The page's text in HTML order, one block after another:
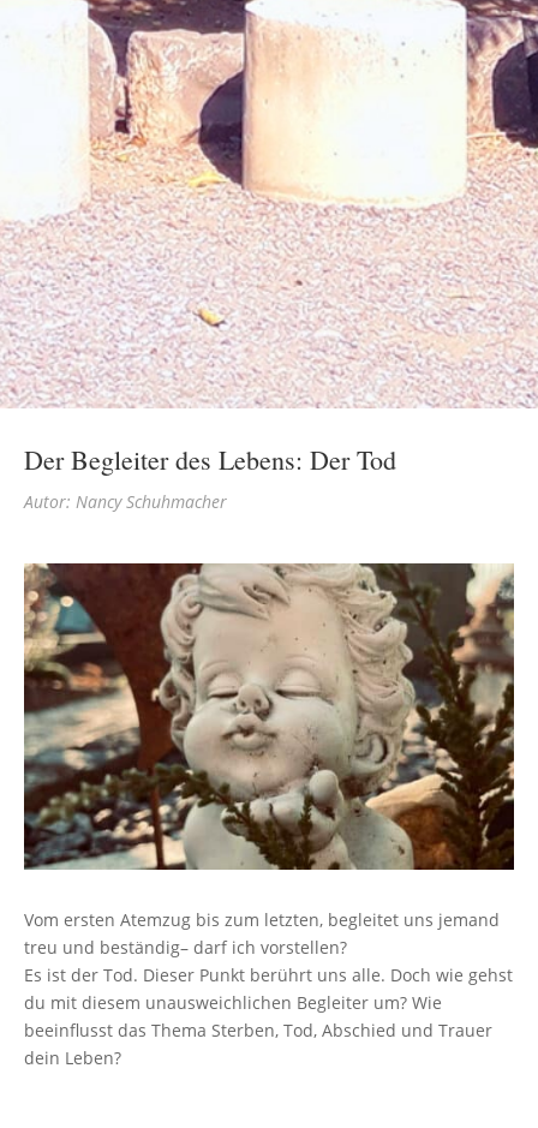
Der Begleiter des Lebens: Der Tod
Autor: Nancy Schuhmacher
Vom ersten Atemzug bis zum letzten, begleitet uns jemand
treu und beständig– darf ich vorstellen?
Es ist der Tod. Dieser Punkt berührt uns alle. Doch wie gehst
du mit diesem unausweichlichen Begleiter um? Wie
beeinflusst das Thema Sterben, Tod, Abschied und Trauer
dein Leben?